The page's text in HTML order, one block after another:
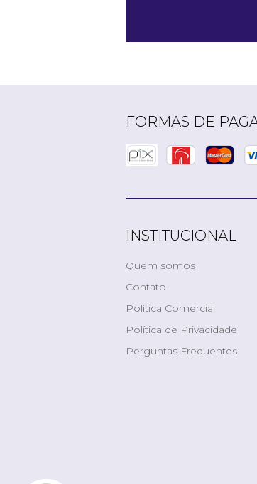
FORMAS DE
INSTITUCIONAL
Quem somos
Contato
Política Comercial
Política de Privacidade
Perguntas Frequentes